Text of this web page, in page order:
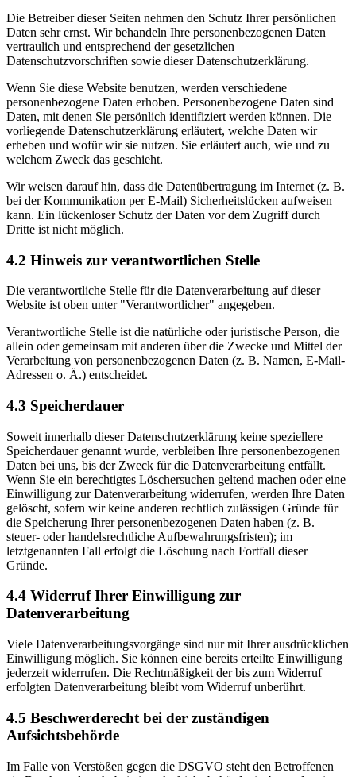
Die Betreiber dieser Seiten nehmen den Schutz Ihrer persönlichen
Daten sehr ernst. Wir behandeln Ihre personenbezogenen Daten
vertraulich und entsprechend der gesetzlichen
Datenschutzvorschriften sowie dieser Datenschutzerklärung.
Wenn Sie diese Website benutzen, werden verschiedene
personenbezogene Daten erhoben. Personenbezogene Daten sind
Daten, mit denen Sie persönlich identifiziert werden können. Die
vorliegende Datenschutzerklärung erläutert, welche Daten wir
erheben und wofür wir sie nutzen. Sie erläutert auch, wie und zu
welchem Zweck das geschieht.
Wir weisen darauf hin, dass die Datenübertragung im Internet (z. B.
bei der Kommunikation per E-Mail) Sicherheitslücken aufweisen
kann. Ein lückenloser Schutz der Daten vor dem Zugriff durch
Dritte ist nicht möglich.
4.2 Hinweis zur verantwortlichen Stelle
Die verantwortliche Stelle für die Datenverarbeitung auf dieser
Website ist oben unter "Verantwortlicher" angegeben.
Verantwortliche Stelle ist die natürliche oder juristische Person, die
allein oder gemeinsam mit anderen über die Zwecke und Mittel der
Verarbeitung von personenbezogenen Daten (z. B. Namen, E-Mail-
Adressen o. Ä.) entscheidet.
4.3 Speicherdauer
Soweit innerhalb dieser Datenschutzerklärung keine speziellere
Speicherdauer genannt wurde, verbleiben Ihre personenbezogenen
Daten bei uns, bis der Zweck für die Datenverarbeitung entfällt.
Wenn Sie ein berechtigtes Löschersuchen geltend machen oder eine
Einwilligung zur Datenverarbeitung widerrufen, werden Ihre Daten
gelöscht, sofern wir keine anderen rechtlich zulässigen Gründe für
die Speicherung Ihrer personenbezogenen Daten haben (z. B.
steuer- oder handelsrechtliche Aufbewahrungsfristen); im
letztgenannten Fall erfolgt die Löschung nach Fortfall dieser
Gründe.
4.4 Widerruf Ihrer Einwilligung zur
Datenverarbeitung
Viele Datenverarbeitungsvorgänge sind nur mit Ihrer ausdrücklichen
Einwilligung möglich. Sie können eine bereits erteilte Einwilligung
jederzeit widerrufen. Die Rechtmäßigkeit der bis zum Widerruf
erfolgten Datenverarbeitung bleibt vom Widerruf unberührt.
4.5 Beschwerderecht bei der zuständigen
Aufsichtsbehörde
Im Falle von Verstößen gegen die DSGVO steht den Betroffenen